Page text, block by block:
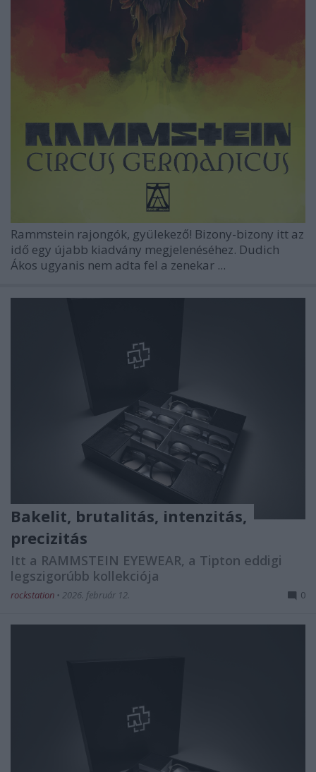
Rammstein rajongók, gyülekező! Bizony-bizony itt az
idő egy újabb kiadvány megjelenéséhez. Dudich
Ákos ugyanis nem adta fel a zenekar ...
Bakelit, brutalitás, intenzitás,
precizitás
Itt a RAMMSTEIN EYEWEAR, a Tipton eddigi
legszigorúbb kollekciója
rockstation • 2026. február 12. 0